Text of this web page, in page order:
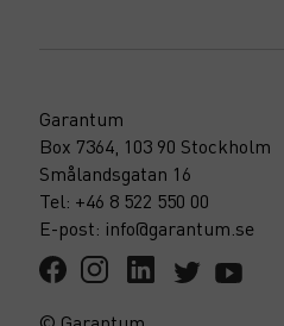
Garantum
Box 7364, 103 90 Stockholm
Smålandsgatan 16
Tel: +46 8 522 550 00
E-post: info@garantum.se